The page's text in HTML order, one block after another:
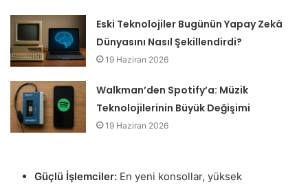
Eski Teknolojiler Bugünün Yapay Zekâ
Dünyasını Nasıl Şekillendirdi?
19 Haziran 2026
Walkman’den Spotify’a: Müzik
Teknolojilerinin Büyük Değişimi
19 Haziran 2026
Güçlü İşlemciler: En yeni konsollar, yüksek